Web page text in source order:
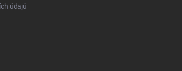
údajů